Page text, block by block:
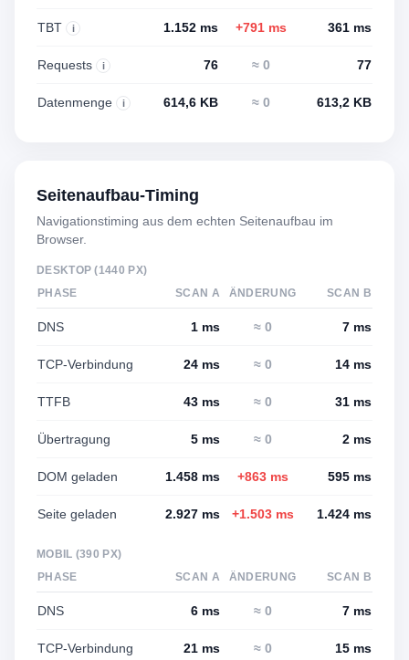
TBT i 1.152 ms +791 ms 361 ms
Requests i 76 ≈ 0 77
Datenmenge i 614,6 KB ≈ 0 613,2 KB
Seitenaufbau-Timing
Navigationstiming aus dem echten Seitenaufbau im
Browser.
DESKTOP (1440 PX)
PHASE
SCAN A ÄNDERUNG SCAN B
DNS 1 ms ≈ 0 7 ms
TCP-Verbindung 24 ms ≈ 0 14 ms
TTFB 43 ms ≈ 0 31 ms
Übertragung 5 ms ≈ 0 2 ms
DOM geladen 1.458 ms +863 ms 595 ms
Seite geladen 2.927 ms +1.503 ms 1.424 ms
MOBIL (390 PX)
PHASE
SCAN A ÄNDERUNG SCAN B
DNS 6 ms ≈ 0 7 ms
TCP-Verbindung 21 ms ≈ 0 15 ms